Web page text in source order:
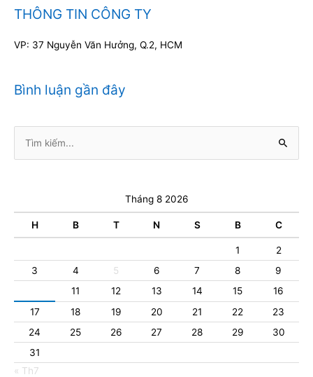
THÔNG TIN CÔNG TY
VP: 37 Nguyễn Văn Hưởng, Q.2, HCM
Bình luận gần đây
kiếm:
Tháng 8 2026
H B T N S B C
1
2
3
4 5 6 7 8
9
11 12 13 14 15
16
17
18 19 20 21 22
23
24
25 26 27 28 29
30
31
« Th7